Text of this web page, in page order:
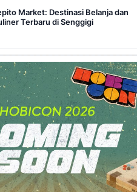
Market: Destinasi Belanja dan
Terbaru di Senggigi